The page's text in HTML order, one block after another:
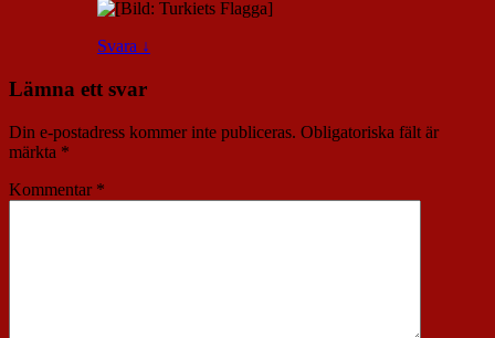
Svara ↓
Lämna ett svar
Din e-postadress kommer inte publiceras. Obligatoriska fält är
märkta *
Kommentar *